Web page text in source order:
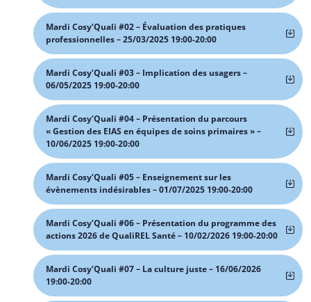
Mardi Cosy’Quali #02 – Évaluation des pratiques
professionnelles – 25/03/2025 19:00-20:00
Mardi Cosy’Quali #03 – Implication des usagers –
06/05/2025 19:00-20:00
Mardi Cosy’Quali #04 – Présentation du parcours
« Gestion des EIAS en équipes de soins primaires » –
10/06/2025 19:00-20:00
Mardi Cosy’Quali #05 – Enseignement sur les
évènements indésirables – 01/07/2025 19:00-20:00
Mardi Cosy’Quali #06 – Présentation du programme des
actions 2026 de QualiREL Santé – 10/02/2026 19:00-20:00
Mardi Cosy’Quali #07 – La culture juste – 16/06/2026
19:00-20:00